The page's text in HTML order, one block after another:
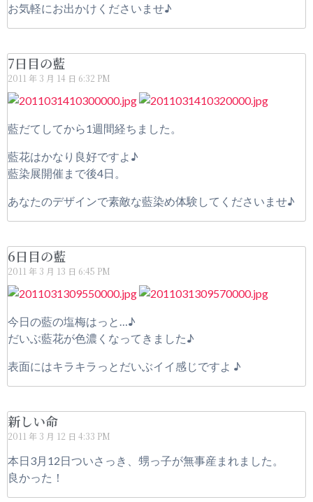
お気軽にお出かけくださいませ♪
7日目の藍
2011 年 3 月 14 日 6:32 PM
藍だてしてから1週間経ちました。
藍花はかなり良好ですよ♪
藍染展開催まで後4日。
あなたのデザインで素敵な藍染め体験してくださいませ♪
6日目の藍
2011 年 3 月 13 日 6:45 PM
今日の藍の塩梅はっと…♪
だいぶ藍花が色濃くなってきました♪
表面にはキラキラっとだいぶイイ感じですよ ♪
新しい命
2011 年 3 月 12 日 4:33 PM
本日3月12日ついさっき、甥っ子が無事産まれました。
良かった！